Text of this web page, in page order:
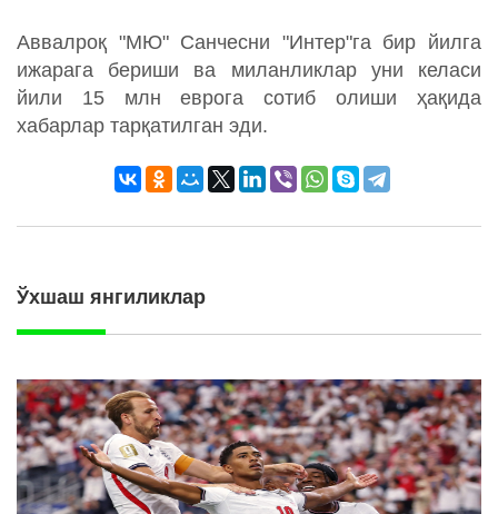
Аввалроқ "МЮ" Санчесни "Интер"га бир йилга
ижарага бериши ва миланликлар уни келаси
йили 15 млн еврога сотиб олиши ҳақида
хабарлар тарқатилган эди.
Ўхшаш янгиликлар